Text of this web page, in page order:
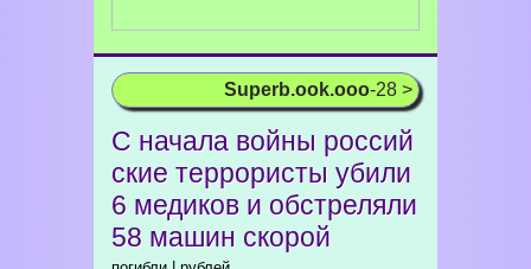
Superb.ook.ooo-28 >
С начала войны россий
ские террористы убили
6 медиков и обстреляли
58 машин скорой